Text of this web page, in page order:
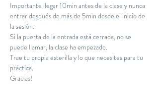
Importante llegar 10min antes de la clase y nunca
entrar después de más de 5min desde el inicio de
la sesión.
Si la puerta de la entrada está cerrada, no se
puede llamar, la clase ha empezado.
Trae tu propia esterilla y lo que necesites para tu
práctica.
Gracias!